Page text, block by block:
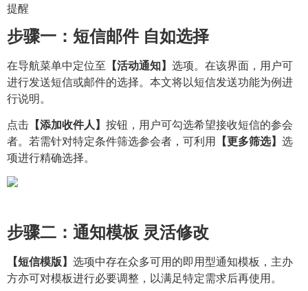
提醒
步骤一：短信邮件 自如选择
在导航菜单中定位至 【活动通知】 选项。在该界面，用户可
进行发送短信或邮件的选择。本文将以短信发送功能为例进
行说明。
点击 【添加收件人】 按钮，用户可勾选希望接收短信的参会
者。若需针对特定条件筛选参会者，可利用 【更多筛选】 选
项进行精确选择。
步骤二：通知模板 灵活修改
【短信模版】 选项中存在众多可用的即用型通知模板，主办
方亦可对模板进行必要调整，以满足特定需求后再使用。